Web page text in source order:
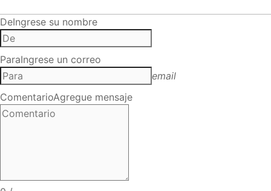
DeIngrese su nombre
ParaIngrese un correo
email
ComentarioAgregue mensaje